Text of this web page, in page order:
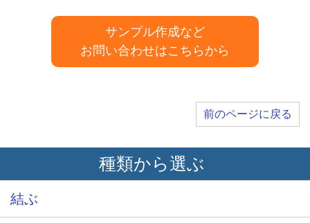
サンプル作成など
お問い合わせはこちらから
前のページに戻る
種類から選ぶ
結ぶ